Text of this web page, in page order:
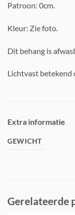
Patroon: 0cm.
Kleur: Zie foto.
Dit behang is
Lichtvast betekend
Extra informatie
GEWICHT
Gerelateerde